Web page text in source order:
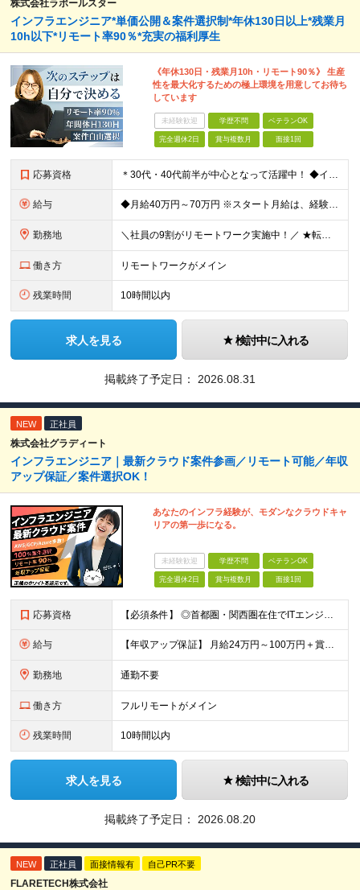
株式会社ラポールスター
インフラエンジニア*単価公開＆案件選択制*年休130日以上*残業月
10h以下*リモート率90％*充実の福利厚生
《年休130日・残業月10h・リモート90％》 生産
性を最大化するための極上環境を用意してお待ち
しています
未経験歓迎 学歴不問 ベテランOK
完全週休2日 賞与複数月 面接1回
応募資格 ＊30代・40代前半が中心となって活躍中！ ◆インフラ（サーバー・ネットワーク・クラウド等）の設計、構築、テストいずれかの実務経験3年以上 ◆学歴不問 ★求める人物像： ◎他責ではなく、自身のキャ
給与 ◆月給40万円～70万円 ※スタート月給は、経験・能力・前職の給与等を考慮の上で決定いたします。 ※上記金額には残業の有無に関わらず、 月30時間分の固定残業代（7万6,000円～13万3,000円
勤務地 ＼社員の9割がリモートワーク実施中！／ ★転勤ナシ！ ★UIターン歓迎！ 関東、関西、東海、九州・中国エリアの各プロジェクト先から希望を優先して決定。 ※リモート案件も多数あり！ ◆関東エリア
働き方 リモートワークがメイン
残業時間 10時間以内
求人を見る 検討中に入れる
掲載終了予定日： 2026.08.31
NEW 正社員
株式会社グラディート
インフラエンジニア｜最新クラウド案件参画／リモート可能／年収
アップ保証／案件選択OK！
あなたのインフラ経験が、モダンなクラウドキャ
リアの第一歩になる。
未経験歓迎 学歴不問 ベテランOK
完全週休2日 賞与複数月 面接1回
応募資格 【必須条件】 ◎⾸都圏・関⻄圏在住でITエンジニアとしての実務経験が3年以上ある⽅（開発・インフラいずれも歓迎） →⾸都圏（東京、神奈川、千葉、埼⽟）、関⻄圏（⼤阪、兵庫、京都）在住のITエンジニア採
給与 【年収アップ保証】 月給24万円～100万円＋賞与（年3回）＋諸手当 ◆想定年収432万円〜1200万円(経験・スキルを考慮し決定) ※年収アップ保証付帯 ◆基本給には⽉20時間分の固定残業代(31,
勤務地 通勤不要
働き方 フルリモートがメイン
残業時間 10時間以内
求人を見る 検討中に入れる
掲載終了予定日： 2026.08.20
NEW 正社員 面接情報有 自己PR不要
FLARETECH株式会社